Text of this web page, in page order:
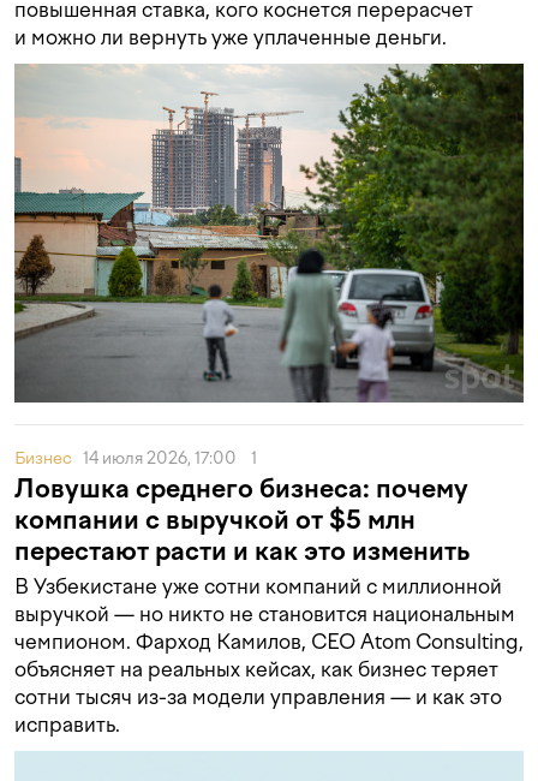
повышенная ставка, кого коснется перерасчет
и можно ли вернуть уже уплаченные деньги.
Бизнес 14 июля 2026, 17:00 1
Ловушка среднего бизнеса: почему
компании с выручкой от $5 млн
перестают расти и как это изменить
В Узбекистане уже сотни компаний с миллионной
выручкой — но никто не становится национальным
чемпионом. Фарход Камилов, CEO Atom Consulting,
объясняет на реальных кейсах, как бизнес теряет
сотни тысяч из-за модели управления — и как это
исправить.